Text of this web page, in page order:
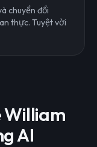
chuyển đổi
thực. Tuyệt vời
William
AI